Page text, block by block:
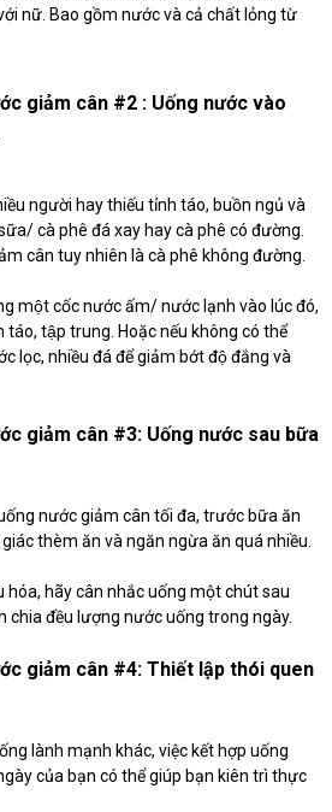
nữ. Bao gồm nước và cả chất lỏng từ
giảm cân #2 : Uống nước vào
người hay thiếu tỉnh táo, buồn ngủ và
cà phê đá xay hay cà phê có đường.
cân tuy nhiên là cà phê không đường.
một cốc nước ấm/ nước lạnh vào lúc đó,
tập trung. Hoặc nếu không có thể
lọc, nhiều đá để giảm bớt độ đắng và
giảm cân #3: Uống nước sau bữa
nước giảm cân tối đa, trước bữa ăn
thèm ăn và ngăn ngừa ăn quá nhiều.
hóa, hãy cân nhắc uống một chút sau
chia đều lượng nước uống trong ngày.
giảm cân #4: Thiết lập thói quen
lành mạnh khác, việc kết hợp uống
của bạn có thể giúp bạn kiên trì thực